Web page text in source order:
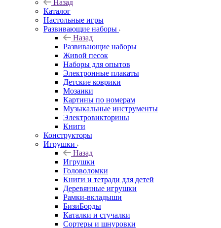
Назад
Каталог
Настольные игры
Развивающие наборы
Назад
Развивающие наборы
Живой песок
Наборы для опытов
Электронные плакаты
Детские коврики
Мозаики
Картины по номерам
Музыкальные инструменты
Электровикторины
Книги
Конструкторы
Игрушки
Назад
Игрушки
Головоломки
Книги и тетради для детей
Деревянные игрушки
Рамки-вкладыши
БизиБорды
Каталки и стучалки
Сортеры и шнуровки